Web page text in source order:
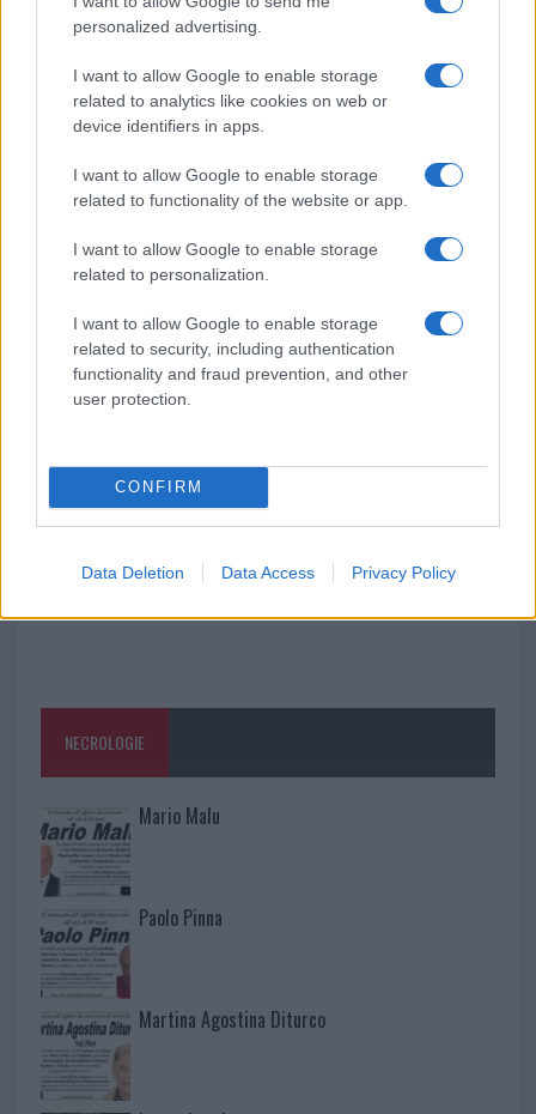
personalized advertising.
I want to allow Google to enable storage
related to analytics like cookies on web or
device identifiers in apps.
I want to allow Google to enable storage
related to functionality of the website or app.
I want to allow Google to enable storage
related to personalization.
I want to allow Google to enable storage
related to security, including authentication
functionality and fraud prevention, and other
user protection.
CONFIRM
Data Deletion Data Access Privacy Policy
va avanti: “Sicilia, ci sono”
Jovanotti, Gabry Ponte e Alfa: Olbia ombelico del
mondo per una notte
Giorgia Meloni a La Maddalena, la vicesindaco:
“Orgoglio e discrezione per visita privata̶…
Incendio nella notte a Olbia, a fuoco due furgoni
A fuoco un deposito con bombole, intervento dei
NECROLOGIE
Mario Malu
Paolo Pinna
Martina Agostina Diturco